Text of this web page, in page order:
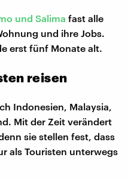
und Salima fast alle
und ihre Jobs.
erst fünf Monate alt.
reisen
Indonesien, Malaysia,
Mit der Zeit verändert
sie stellen fest, dass
als Touristen unterwegs